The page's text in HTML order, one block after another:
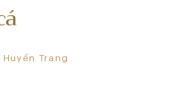
Huyền Trang